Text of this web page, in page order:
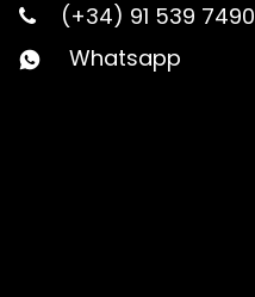
(+34) 91 539 7490
Whatsapp